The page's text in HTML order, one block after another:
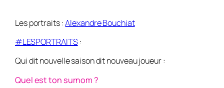
Les portraits :Alexandre Bouchiat
#LESPORTRAITS:
Qui dit nouvelle saison dit nouveau joueur :
Quel est ton surnom ?